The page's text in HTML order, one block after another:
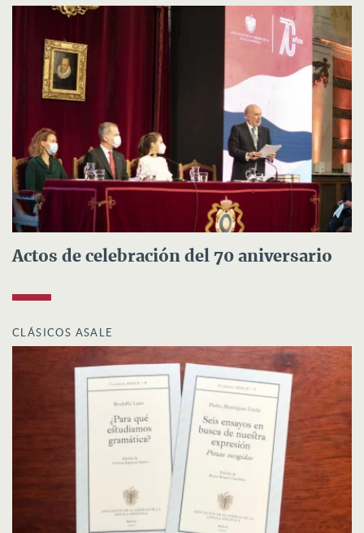
Actos de celebración del 70 aniversario
CLÁSICOS ASALE